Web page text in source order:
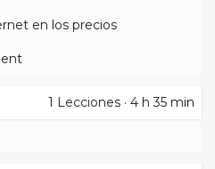
en los precios
1 Lecciones · 4 h 35 min